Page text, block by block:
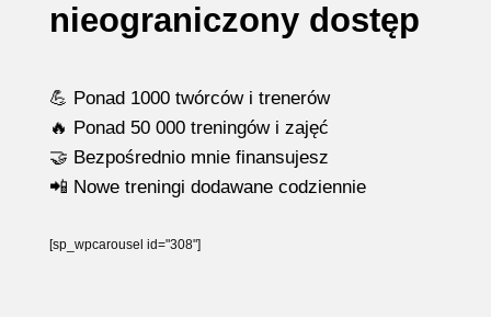
nieograniczony dostęp
💪 Ponad 1000 twórców i trenerów
🔥 Ponad 50 000 treningów i zajęć
🤝 Bezpośrednio mnie finansujesz
📲 Nowe treningi dodawane codziennie
[sp_wpcarousel id="308"]